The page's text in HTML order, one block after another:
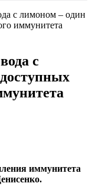
с лимоном – один
иммунитета
с
иммунитета